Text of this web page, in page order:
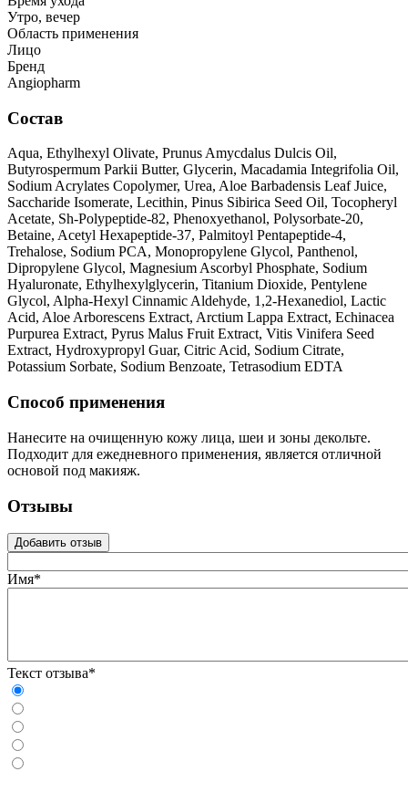
Утро, вечер
Область применения
Лицо
Бренд
Angiopharm
Состав
Aqua, Ethylhexyl Olivate, Prunus Amycdalus Dulcis Oil,
Butyrospermum Parkii Butter, Glycerin, Macadamia Integrifolia Oil,
Sodium Acrylates Copolymer, Urea, Aloe Barbadensis Leaf Juice,
Saccharide Isomerate, Lecithin, Pinus Sibirica Seed Oil, Tocopheryl
Acetate, Sh-Polypeptide-82, Phenoxyethanol, Polysorbatе-20,
Betaine, Acetyl Hexapeptide-37, Palmitoyl Pentapeptide-4,
Trehalose, Sodium PCA, Monopropylene Glycol, Panthenol,
Dipropylene Glycol, Magnesium Ascorbyl Phosphate, Sodium
Hyaluronate, Ethylhexylglycerin, Titanium Dioxide, Pentylene
Glycol, Alpha-Hexyl Cinnamic Aldehyde, 1,2-Hexanediol, Lactic
Acid, Aloe Arborescens Extract, Arctium Lappa Extract, Echinacea
Purpurea Extract, Pyrus Malus Fruit Extract, Vitis Vinifera Seed
Extract, Hydroxypropyl Guar, Citric Acid, Sodium Citrate,
Potassium Sorbate, Sodium Benzoate, Tetrasodium EDTA
Способ применения
Нанесите на очищенную кожу лица, шеи и зоны декольте.
Подходит для ежедневного применения, является отличной
основой под макияж.
Отзывы
Добавить отзыв
Имя*
Текст отзыва*